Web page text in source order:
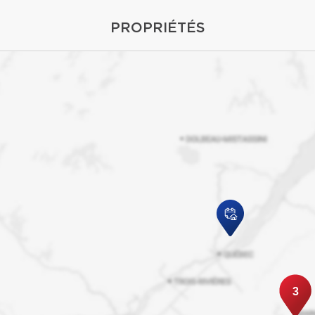
PROPRIÉTÉS
3